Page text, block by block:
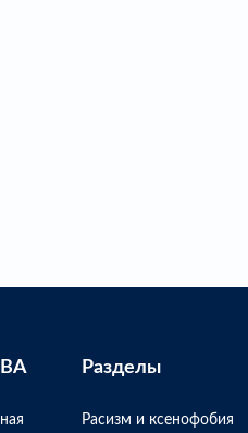
Разделы
Расизм и ксенофобия